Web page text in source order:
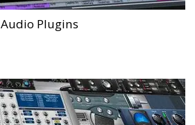
Audio Plugins